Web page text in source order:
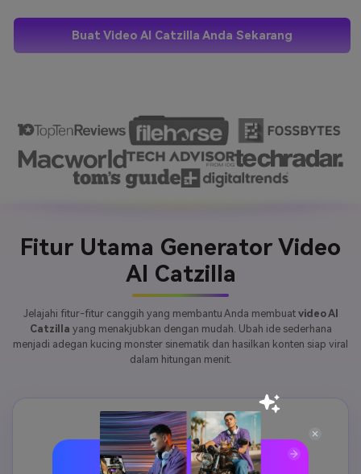
Buat Video AI Catzilla Anda Sekarang
Fitur Utama Generator Video
AI Catzilla
Jelajahi fitur-fitur canggih yang membantu Anda membuat video AI
Catzilla yang menakjubkan dengan mudah. Ubah ide sederhana
menjadi adegan kucing monster sinematik dan hasilkan konten siap viral
dalam hitungan menit.